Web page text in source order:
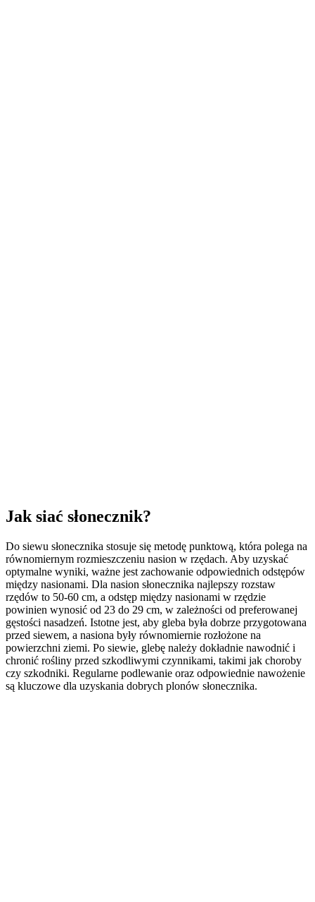
Jak siać słonecznik?
Do siewu słonecznika stosuje się metodę punktową, która polega na
równomiernym rozmieszczeniu nasion w rzędach. Aby uzyskać
optymalne wyniki, ważne jest zachowanie odpowiednich odstępów
między nasionami. Dla nasion słonecznika najlepszy rozstaw
rzędów to 50-60 cm, a odstęp między nasionami w rzędzie
powinien wynosić od 23 do 29 cm, w zależności od preferowanej
gęstości nasadzeń. Istotne jest, aby gleba była dobrze przygotowana
przed siewem, a nasiona były równomiernie rozłożone na
powierzchni ziemi. Po siewie, glebę należy dokładnie nawodnić i
chronić rośliny przed szkodliwymi czynnikami, takimi jak choroby
czy szkodniki. Regularne podlewanie oraz odpowiednie nawożenie
są kluczowe dla uzyskania dobrych plonów słonecznika.